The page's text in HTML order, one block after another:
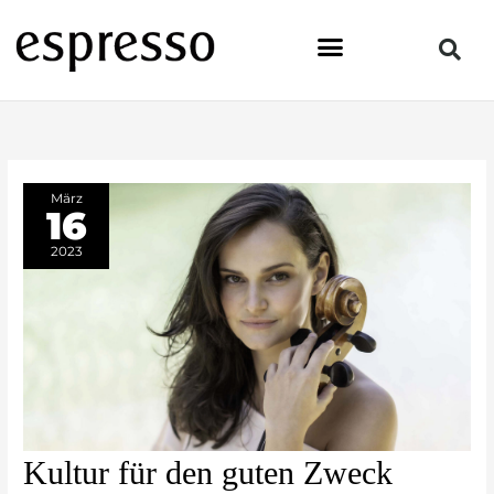
Inhalt
springen
März
16
2023
Kultur für den guten Zweck
Kultur